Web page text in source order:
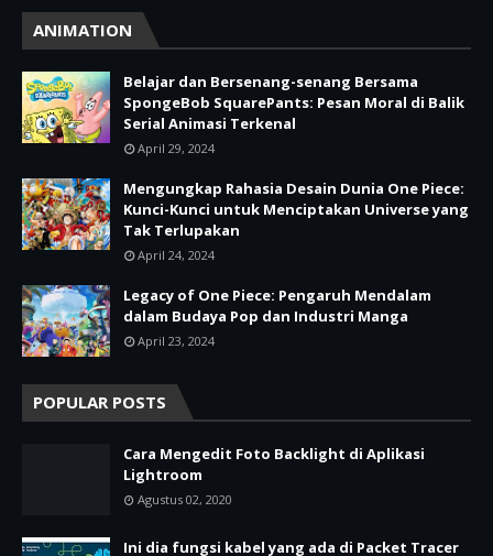
ANIMATION
Belajar dan Bersenang-senang Bersama
SpongeBob SquarePants: Pesan Moral di Balik
Serial Animasi Terkenal
April 29, 2024
Mengungkap Rahasia Desain Dunia One Piece:
Kunci-Kunci untuk Menciptakan Universe yang
Tak Terlupakan
April 24, 2024
Legacy of One Piece: Pengaruh Mendalam
dalam Budaya Pop dan Industri Manga
April 23, 2024
POPULAR POSTS
Cara Mengedit Foto Backlight di Aplikasi
Lightroom
Agustus 02, 2020
Ini dia fungsi kabel yang ada di Packet Tracer